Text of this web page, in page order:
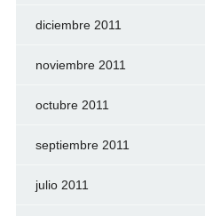
diciembre 2011
noviembre 2011
octubre 2011
septiembre 2011
julio 2011